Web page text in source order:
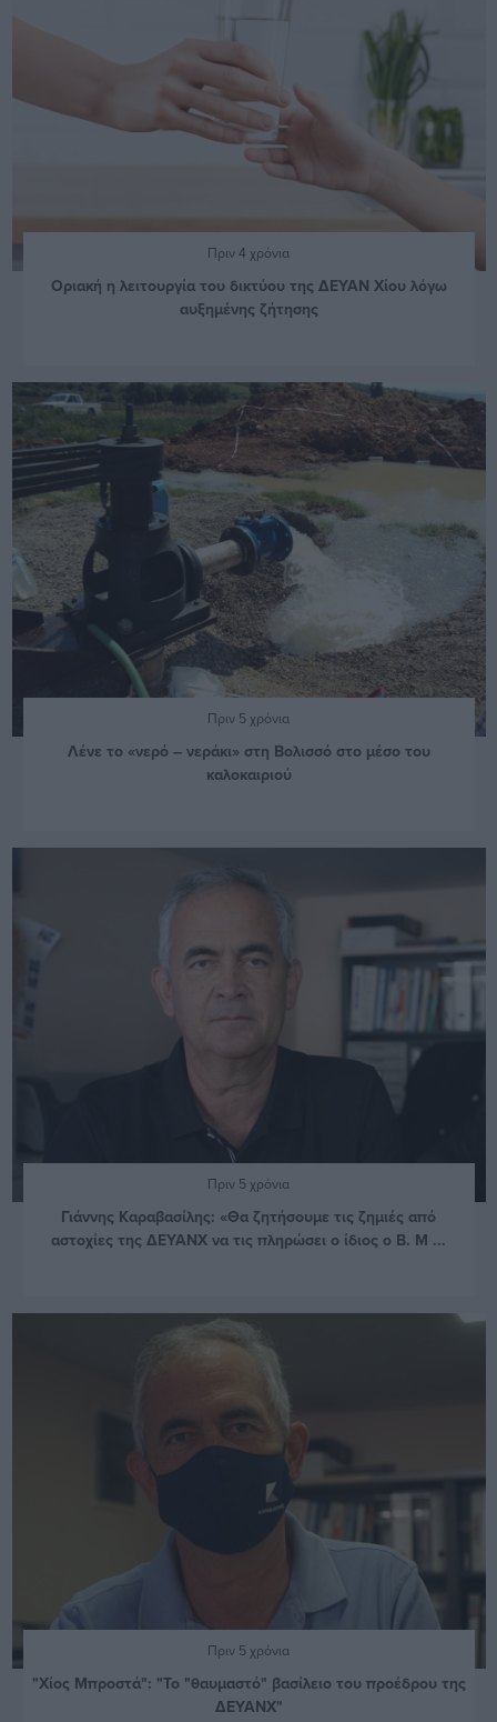
Πριν 4 χρόνια
Οριακή η λειτουργία του δικτύου της ΔΕΥΑΝ Χίου λόγω
αυξημένης ζήτησης
Πριν 5 χρόνια
Λένε το «νερό – νεράκι» στη Βολισσό στο μέσο του
καλοκαιριού
Πριν 5 χρόνια
Γιάννης Καραβασίλης: «Θα ζητήσουμε τις ζημιές από
αστοχίες της ΔΕΥΑΝΧ να τις πληρώσει ο ίδιος ο Β. Μ ...
Πριν 5 χρόνια
"Χίος Μπροστά": "Το "θαυμαστό" βασίλειο του προέδρου της
ΔΕΥΑΝΧ"